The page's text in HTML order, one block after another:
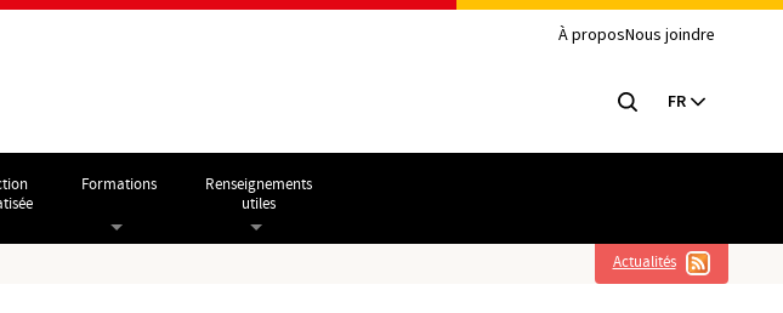
À proposNous joindre
FR
Formations
Renseignements
utiles
Actualités